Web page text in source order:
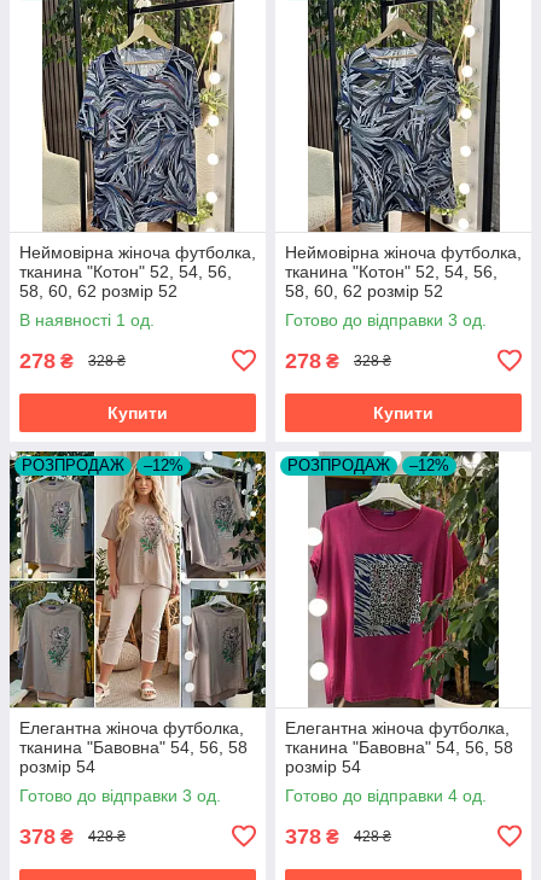
Неймовірна жіноча футболка,
тканина "Котон" 52, 54, 56,
58, 60, 62 розмір 52
В наявності 1 од.
278 ₴ 328 ₴
Купити
Неймовірна жіноча футболка,
тканина "Котон" 52, 54, 56,
58, 60, 62 розмір 52
Готово до відправки 3 од.
278 ₴ 328 ₴
Купити
РОЗПРОДАЖ –12%
Елегантна жіноча футболка,
тканина "Бавовна" 54, 56, 58
розмір 54
Готово до відправки 3 од.
378 ₴ 428 ₴
РОЗПРОДАЖ –12%
Елегантна жіноча футболка,
тканина "Бавовна" 54, 56, 58
розмір 54
Готово до відправки 4 од.
378 ₴ 428 ₴